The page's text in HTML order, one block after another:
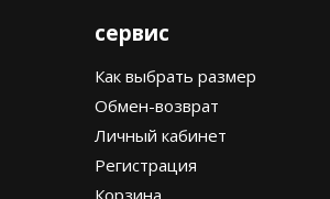
сервис
Как выбрать размер
Обмен-возврат
Личный кабинет
Регистрация
Корзина